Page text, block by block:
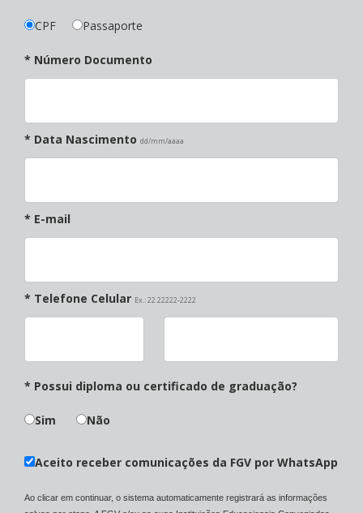
CPF Passaporte
* Número Documento
* Data Nascimento dd/mm/aaaa
* E-mail
* Telefone Celular Ex.: 22 22222-2222
* Possui diploma ou certificado de graduação?
Sim Não
Aceito receber comunicações da FGV por WhatsApp
Ao clicar em continuar, o sistema automaticamente registrará as informações